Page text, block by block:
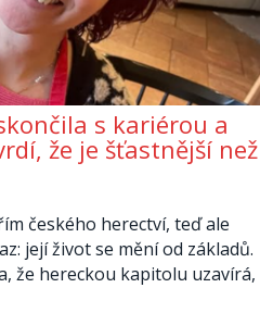
s kariérou a
že je šťastnější než
českého herectví, teď ale
její život se mění od základů.
že hereckou kapitolu uzavírá,